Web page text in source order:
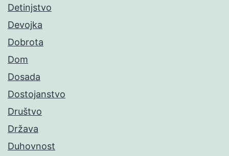
Detinjstvo
Devojka
Dobrota
Dom
Dosada
Dostojanstvo
Društvo
Država
Duhovnost